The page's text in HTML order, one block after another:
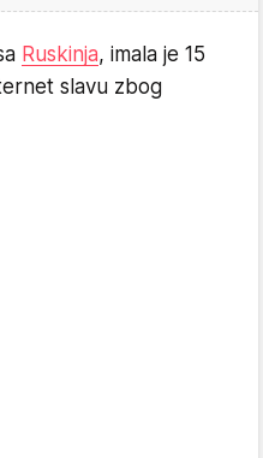
Ruskinja, imala je 15
slavu zbog